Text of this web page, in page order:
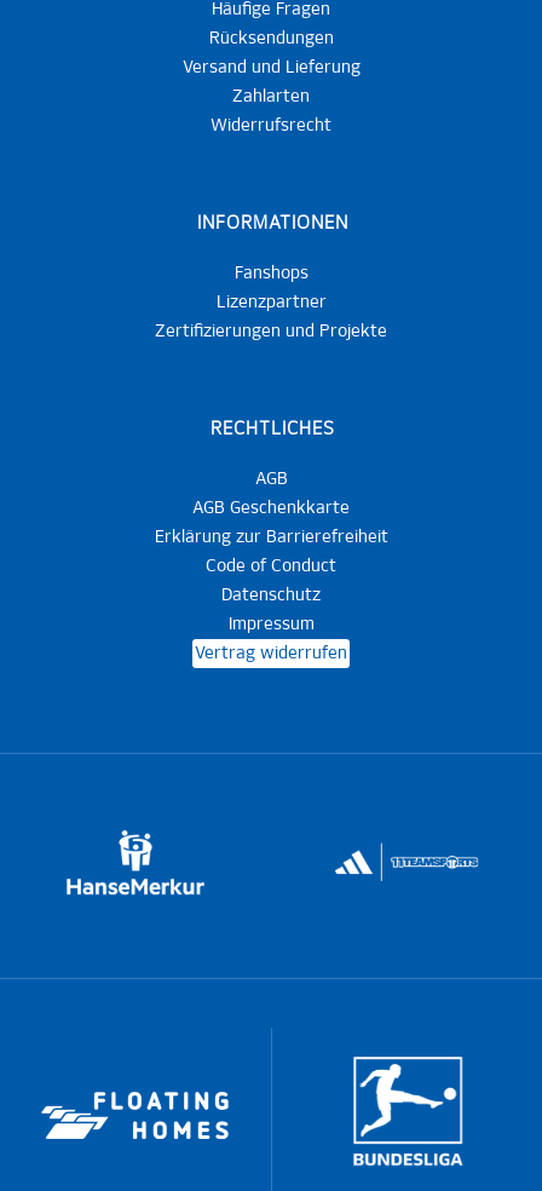
Häufige Fragen
Rücksendungen
Versand und Lieferung
Zahlarten
Widerrufsrecht
INFORMATIONEN
Fanshops
Lizenzpartner
Zertifizierungen und Projekte
RECHTLICHES
AGB
AGB Geschenkkarte
Erklärung zur Barrierefreiheit
Code of Conduct
Datenschutz
Impressum
Vertrag widerrufen